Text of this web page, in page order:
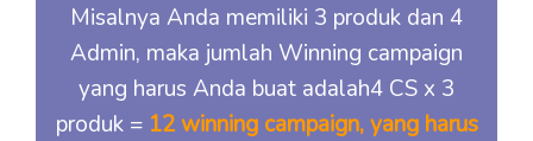
Misalnya Anda memiliki 3 produk dan 4
Admin, maka jumlah Winning campaign
yang harus Anda buat adalah4 CS x 3
produk = 12 winning campaign, yang harus